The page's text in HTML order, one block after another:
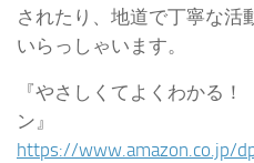
されたり、地道で丁寧な活
いらっしゃいます。
『やさしくてよくわかる
ン』
https://www.amazon.co.jp/